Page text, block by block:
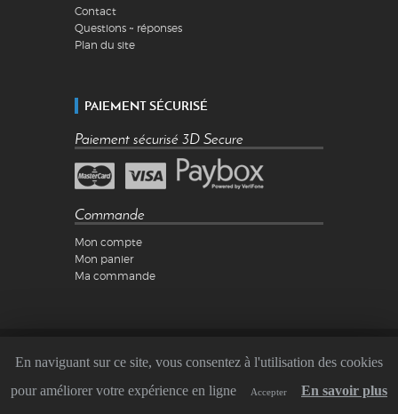
Contact
Questions ~ réponses
Plan du site
PAIEMENT SÉCURISÉ
Paiement sécurisé 3D Secure
Commande
Mon compte
Mon panier
Ma commande
Conditions Générales de Vente
Réalisé parWebaxones
En naviguant sur ce site, vous consentez à l'utilisation des cookies
pour améliorer votre expérience en ligne
Accepter En savoir plus